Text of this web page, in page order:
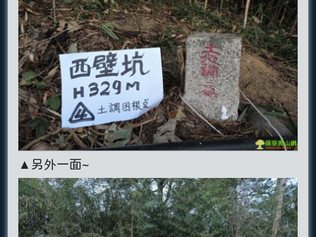
▲另外一面~